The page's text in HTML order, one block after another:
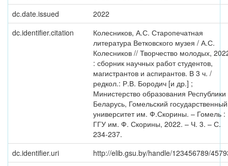
dc.date.issued
2022
dc.identifier.citation
Колесников, А.С. Старопечатная
литература Ветковского музея / А.С.
Колесников // Творчество молодых,
: сборник научных работ студентов,
магистрантов и аспирантов. В 3 ч. /
редкол.: Р.В. Бородич [и др.] ;
Министерство образования Республики
Беларусь, Гомельский государственный
университет им. Ф.Скорины. – Гомель :
ГГУ им. Ф. Скорины, 2022. – Ч. 3. – С.
234-237.
dc.identifier.uri
http://elib.gsu.by/handle/123456789/